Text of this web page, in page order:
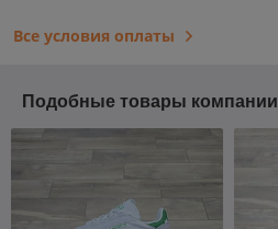
Все условия оплаты
Подобные товары компании